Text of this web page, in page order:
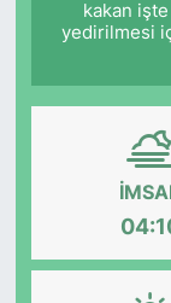
kakan
yedirilmesi
Siyaset
YEREL
Haberde
Tanıtım